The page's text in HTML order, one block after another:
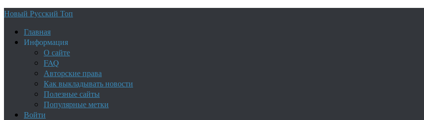
Новый Русский Топ
Главная
Информация
О сайте
FAQ
Авторские права
Как выкладывать новости
Полезные сайты
Популярные метки
Войти